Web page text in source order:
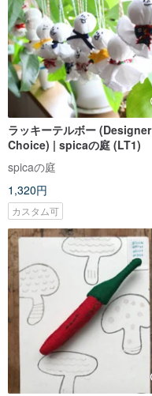
ラッキーテルボー (Designer
Choice) | spicaの庭 (LT1)
spicaの庭
1,320円
カスタム可